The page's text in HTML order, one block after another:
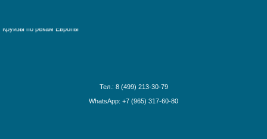
Тел.: 8 (499) 213-30-79
WhatsApp: +7 (965) 317-60-80